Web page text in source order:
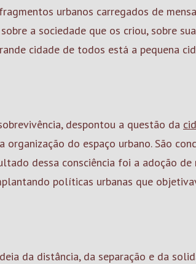
urbanos carregados de
a sociedade que os criou, sobre
cidade de todos está a pequena
despontou a questão da
organização do espaço urbano. São
dessa consciência foi a adoção
políticas urbanas que
da distância, da separação e da